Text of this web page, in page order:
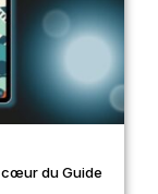
du Guide